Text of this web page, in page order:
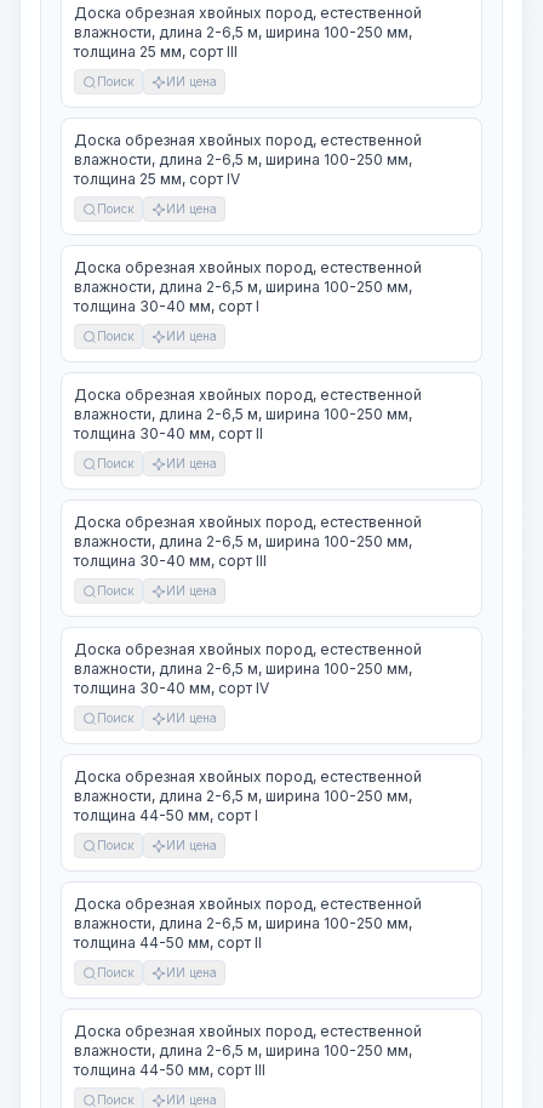
Доска обрезная хвойных пород, естественной
влажности, длина 2-6,5 м, ширина 100-250 мм,
толщина 25 мм, сорт III
Поиск ИИ цена
Доска обрезная хвойных пород, естественной
влажности, длина 2-6,5 м, ширина 100-250 мм,
толщина 25 мм, сорт IV
Поиск ИИ цена
Доска обрезная хвойных пород, естественной
влажности, длина 2-6,5 м, ширина 100-250 мм,
толщина 30-40 мм, сорт I
Поиск ИИ цена
Доска обрезная хвойных пород, естественной
влажности, длина 2-6,5 м, ширина 100-250 мм,
толщина 30-40 мм, сорт II
Поиск ИИ цена
Доска обрезная хвойных пород, естественной
влажности, длина 2-6,5 м, ширина 100-250 мм,
толщина 30-40 мм, сорт III
Поиск ИИ цена
Доска обрезная хвойных пород, естественной
влажности, длина 2-6,5 м, ширина 100-250 мм,
толщина 30-40 мм, сорт IV
Поиск ИИ цена
Доска обрезная хвойных пород, естественной
влажности, длина 2-6,5 м, ширина 100-250 мм,
толщина 44-50 мм, сорт I
Поиск ИИ цена
Доска обрезная хвойных пород, естественной
влажности, длина 2-6,5 м, ширина 100-250 мм,
толщина 44-50 мм, сорт II
Поиск ИИ цена
Доска обрезная хвойных пород, естественной
влажности, длина 2-6,5 м, ширина 100-250 мм,
толщина 44-50 мм, сорт III
Поиск ИИ цена